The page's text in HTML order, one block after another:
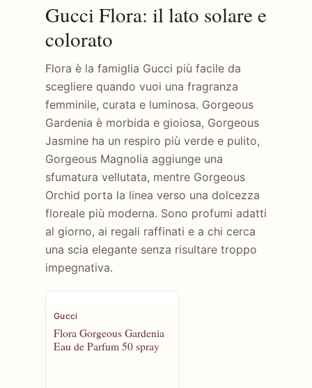
Gucci Flora: il lato solare e
colorato
Flora è la famiglia Gucci più facile da
scegliere quando vuoi una fragranza
femminile, curata e luminosa. Gorgeous
Gardenia è morbida e gioiosa, Gorgeous
Jasmine ha un respiro più verde e pulito,
Gorgeous Magnolia aggiunge una
sfumatura vellutata, mentre Gorgeous
Orchid porta la linea verso una dolcezza
floreale più moderna. Sono profumi adatti
al giorno, ai regali raffinati e a chi cerca
una scia elegante senza risultare troppo
impegnativa.
Gucci
Flora Gorgeous Gardenia
Eau de Parfum 50 spray